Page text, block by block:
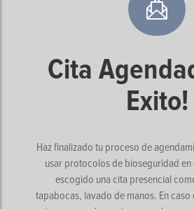
Cita
Exito!
Haz finalizado tu proceso de
usar protocolos de bioseguridad en
escogido una cita presencial
tapabocas, lavado de manos. En caso